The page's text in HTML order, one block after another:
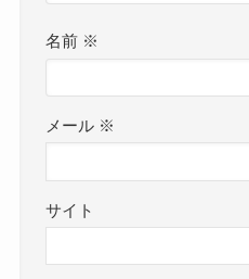
名前 ※
メール ※
サイト